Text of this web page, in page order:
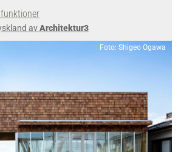
avArchitektur3
Foto: Shigeo Ogawa